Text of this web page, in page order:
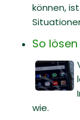
können,
So
wie.